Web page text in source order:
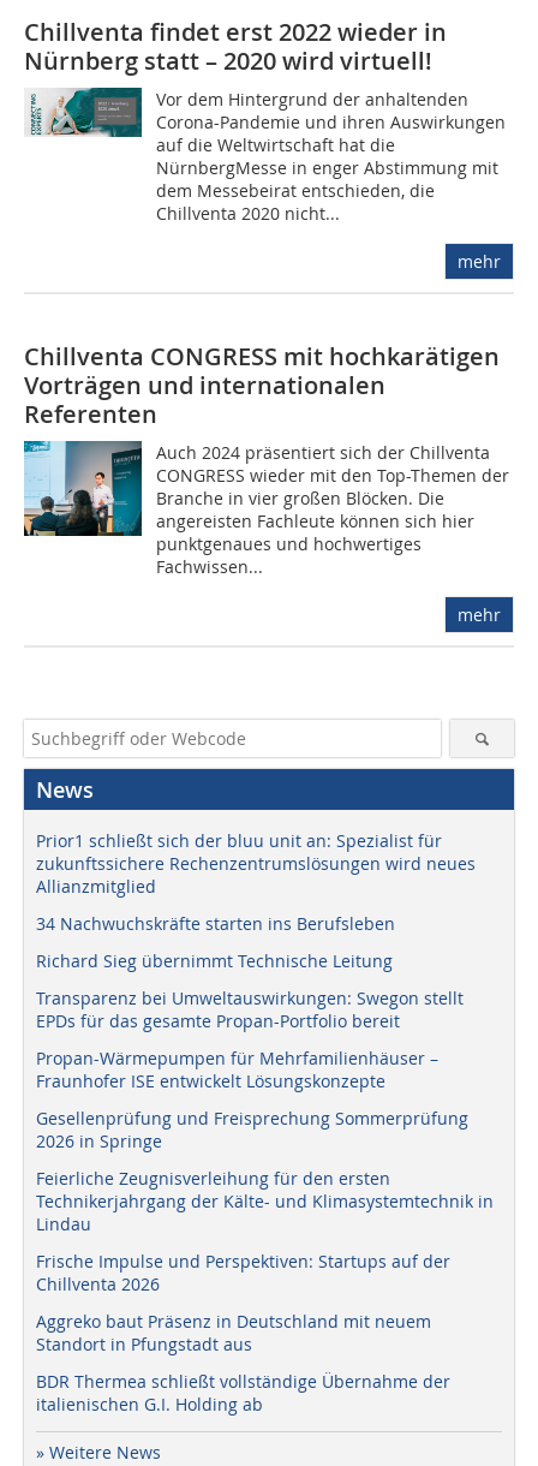
Chillventa findet erst 2022 wieder in
Nürnberg statt – 2020 wird virtuell!
Vor dem Hintergrund der anhaltenden
Corona-Pandemie und ihren Auswirkungen
auf die Weltwirtschaft hat die
NürnbergMesse in enger Abstimmung mit
dem Messebeirat entschieden, die
Chillventa 2020 nicht...
mehr
Chillventa CONGRESS mit hochkarätigen
Vorträgen und internationalen
Referenten
Auch 2024 präsentiert sich der Chillventa
CONGRESS wieder mit den Top-Themen der
Branche in vier großen Blöcken. Die
angereisten Fachleute können sich hier
punktgenaues und hochwertiges
Fachwissen...
mehr
News
Prior1 schließt sich der bluu unit an: Spezialist für
zukunftssichere Rechenzentrumslösungen wird neues
Allianzmitglied
34 Nachwuchskräfte starten ins Berufsleben
Richard Sieg übernimmt Technische Leitung
Transparenz bei Umweltauswirkungen: Swegon stellt
EPDs für das gesamte Propan-Portfolio bereit
Propan-Wärmepumpen für Mehrfamilienhäuser –
Fraunhofer ISE entwickelt Lösungskonzepte
Gesellenprüfung und Freisprechung Sommerprüfung
2026 in Springe
Feierliche Zeugnisverleihung für den ersten
Technikerjahrgang der Kälte- und Klimasystemtechnik in
Lindau
Frische Impulse und Perspektiven: Startups auf der
Chillventa 2026
Aggreko baut Präsenz in Deutschland mit neuem
Standort in Pfungstadt aus
BDR Thermea schließt vollständige Übernahme der
italienischen G.I. Holding ab
» Weitere News